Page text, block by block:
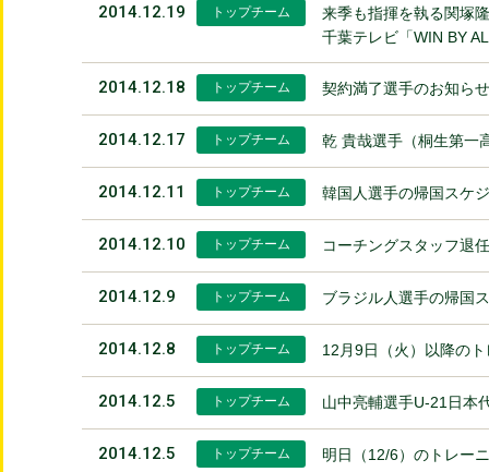
2014.12.19 トップチーム
来季も指揮を執る関塚
千葉テレビ「WIN BY
2014.12.18 トップチーム 契約満了選手のお知ら
2014.12.17 トップチーム 乾 貴哉選手（桐生第一
2014.12.11 トップチーム 韓国人選手の帰国スケ
2014.12.10 トップチーム コーチングスタッフ退
2014.12.9 トップチーム ブラジル人選手の帰国
2014.12.8 トップチーム 12月9日（火）以降の
2014.12.5 トップチーム 山中亮輔選手U-21日本
2014.12.5 トップチーム 明日（12/6）のトレー